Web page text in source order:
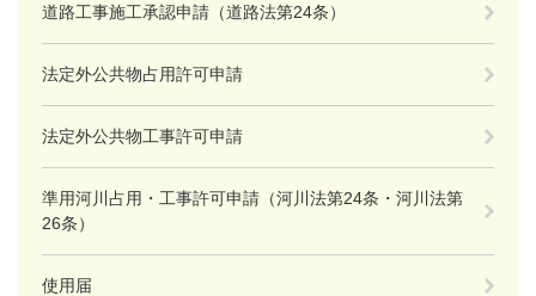
道路工事施工承認申請（道路法第24条）
法定外公共物占用許可申請
法定外公共物工事許可申請
準用河川占用・工事許可申請（河川法第24条・河川法第
26条）
使用届